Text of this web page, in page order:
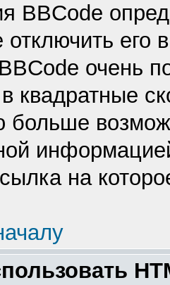
BBCode
отключить
очень
квадратные
больше
на